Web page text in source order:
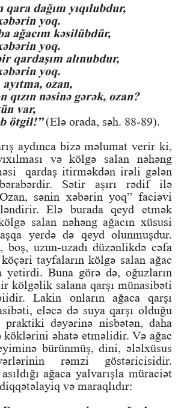
qara dağım yıqılubdur,
yoq.
ağacım kəsilübdür,
yoq.
qardaşım alınubdur,
yoq.
ozan,
qızın nəsinə gərək, ozan?
var,
ötgil!”(Elə orada, səh. 88-89).
aydınca bizə məlumat verir ki,
və kölgə salan nəhəng
qardaş itirməkdən irəli gələn
Sətir aşırı rədif ilə
sənin xəbərin yoq” faciəvi
Elə burada qeyd etmək
salan nəhəng ağacın xüsusi
yerdə də qeyd olunmuşdur.
boş, uzun-uzadı düzənlikdə cəfa
tayfaların kölgə salan ağac
yetirdi. Buna görə də, oğuzların
kölgəlik salana qarşı münasibəti
Lakin onların ağaca qarşı
eləcə də suya qarşı olduğu
dəyərinə nisbətən, daha
köklərini əhatə etməlidir. Və ağac
bürünmüş, dini, ələlxüsus
rəmzi göstəricisidir.
ağaca yalvarışla müraciət
və maraqlıdır: